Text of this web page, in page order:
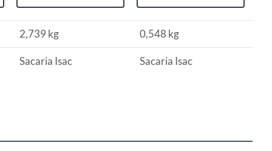
2,739 kg 0,548 kg
Sacaria Isac Sacaria Isac